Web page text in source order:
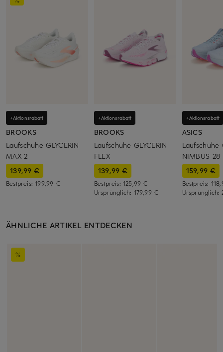
+Aktionsrabatt
BROOKS
Laufschuhe GLYCERIN
MAX 2
139,99 €
Bestpreis:199,99 €
+Aktionsrabatt
BROOKS
Laufschuhe GLYCERIN
FLEX
139,99 €
Bestpreis: 125,99 €
Ursprünglich: 179,99 €
+Aktionsrabatt
ASICS
Laufschuhe
NIMBUS 28
159,99 €
Bestpreis:
Ursprünglich:
ÄHNLICHE ARTIKEL ENTDECKEN